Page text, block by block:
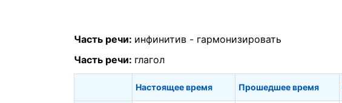
Часть речи: инфинитив - гармонизировать
Часть речи: глагол
Настоящее время Прошедшее время